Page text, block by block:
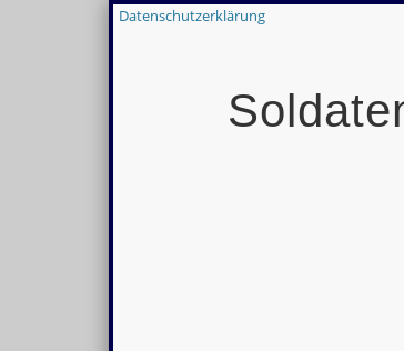
Datenschutzerklärung